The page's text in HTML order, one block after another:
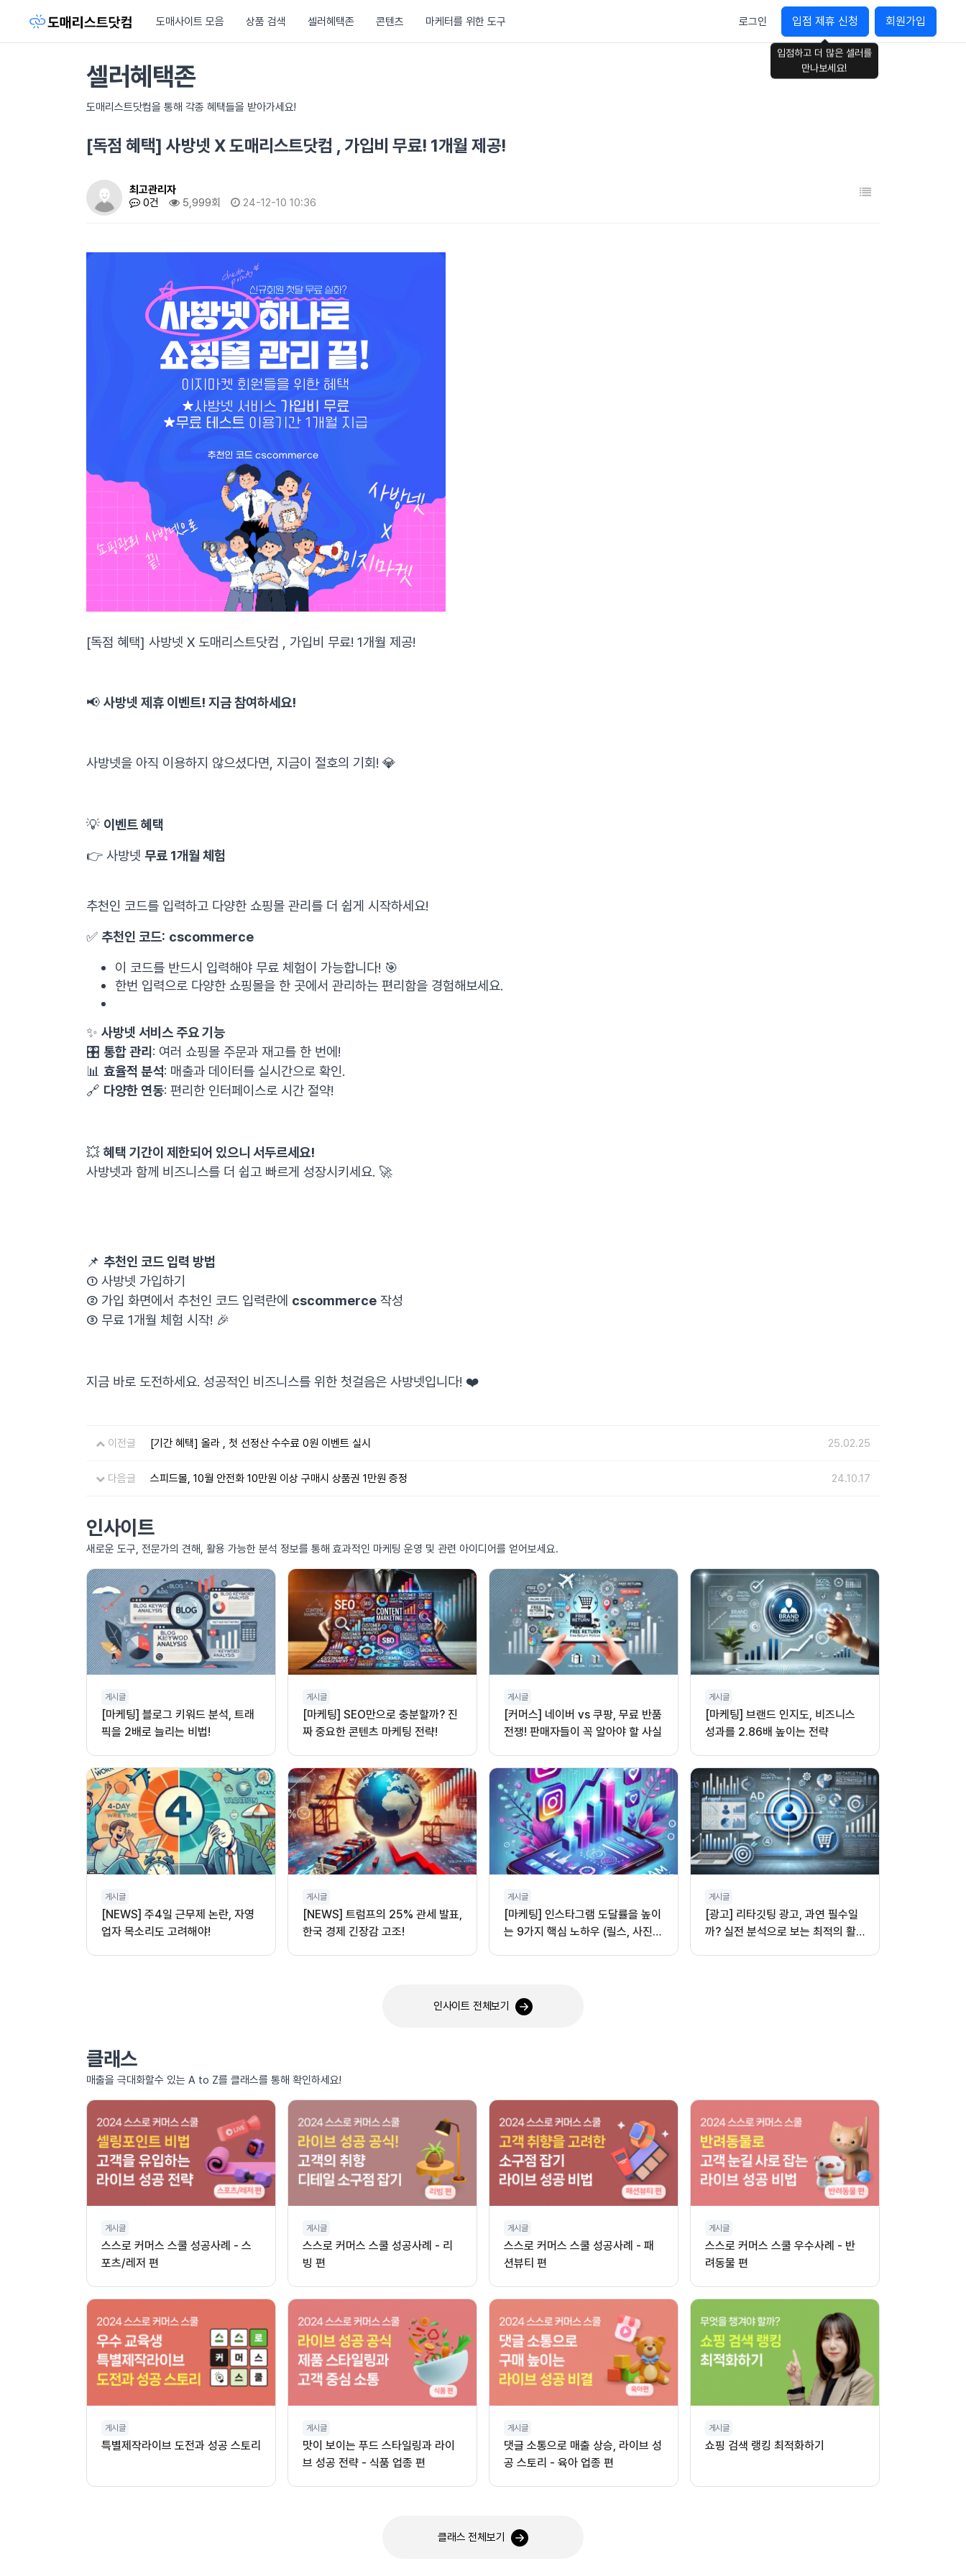
도매사이트 모음 상품 검색 셀러혜택존 콘텐츠 마케터를 위한 도구 로그인 입점 제휴 신청
입점하고 더 많은 셀러를
만나보세요!
회원가입
셀러혜택존
도매리스트닷컴을 통해 각종 혜택들을 받아가세요!
[독점 혜택] 사방넷 X 도매리스트닷컴 , 가입비 무료! 1개월 제공!
최고관리자
0건
5,999회 24-12-10 10:36
[독점 혜택] 사방넷 X 도매리스트닷컴 , 가입비 무료! 1개월 제공!
📢 사방넷 제휴 이벤트! 지금 참여하세요!
사방넷을 아직 이용하지 않으셨다면, 지금이 절호의 기회! 💎
💡 이벤트 혜택
👉 사방넷 무료 1개월 체험
추천인 코드를 입력하고 다양한 쇼핑몰 관리를 더 쉽게 시작하세요!
✅ 추천인 코드: cscommerce
이 코드를 반드시 입력해야 무료 체험이 가능합니다! 🎯
한번 입력으로 다양한 쇼핑몰을 한 곳에서 관리하는 편리함을 경험해보세요.
✨ 사방넷 서비스 주요 기능
🎛️ 통합 관리 : 여러 쇼핑몰 주문과 재고를 한 번에!
📊 효율적 분석: 매출과 데이터를 실시간으로 확인.
🔗 다양한 연동: 편리한 인터페이스로 시간 절약!
💥 혜택 기간이 제한되어 있으니 서두르세요!
사방넷과 함께 비즈니스를 더 쉽고 빠르게 성장시키세요. 🚀
📌 추천인 코드 입력 방법
① 사방넷 가입하기
② 가입 화면에서 추천인 코드 입력란에 cscommerce 작성
③ 무료 1개월 체험 시작! 🎉
지금 바로 도전하세요. 성공적인 비즈니스를 위한 첫걸음은 사방넷입니다! ❤️
이전글 [기간 혜택] 올라 , 첫 선정산 수수료 0원 이벤트 실시 25.02.25
다음글 스피드몰, 10월 안전화 10만원 이상 구매시 상품권 1만원 증정 24.10.17
인사이트
새로운 도구, 전문가의 견해, 활용 가능한 분석 정보를 통해 효과적인 마케팅 운영 및 관련 아이디어를 얻어보세요.
게시글
[마케팅] 블로그 키워드 분석, 트래
픽을 2배로 늘리는 비법!
게시글
[마케팅] SEO만으로 충분할까? 진
짜 중요한 콘텐츠 마케팅 전략!
게시글
[커머스] 네이버 vs 쿠팡, 무료 반품
전쟁! 판매자들이 꼭 알아야 할 사실
게시글
[마케팅] 브랜드 인지도, 비즈니스
성과를 2.86배 높이는 전략
게시글
[NEWS] 주4일 근무제 논란, 자영
업자 목소리도 고려해야!
게시글
[NEWS] 트럼프의 25% 관세 발표,
한국 경제 긴장감 고조!
게시글
[마케팅] 인스타그램 도달률을 높이
는 9가지 핵심 노하우 (릴스, 사진,
게시글
[광고] 리타깃팅 광고, 과연 필수일
까? 실전 분석으로 보는 최적의 활
인사이트 전체보기
클래스
매출을 극대화할수 있는 A to Z를 클래스를 통해 확인하세요!
게시글
스스로 커머스 스쿨 성공사례 - 스
포츠/레저 편
게시글
스스로 커머스 스쿨 성공사례 - 리
빙 편
게시글
스스로 커머스 스쿨 성공사례 - 패
션뷰티 편
게시글
스스로 커머스 스쿨 우수사례 - 반
려동물 편
게시글
특별제작라이브 도전과 성공 스토리
게시글
맛이 보이는 푸드 스타일링과 라이
브 성공 전략 - 식품 업종 편
게시글
댓글 소통으로 매출 상승, 라이브 성
공 스토리 - 육아 업종 편
게시글
쇼핑 검색 랭킹 최적화하기
클래스 전체보기